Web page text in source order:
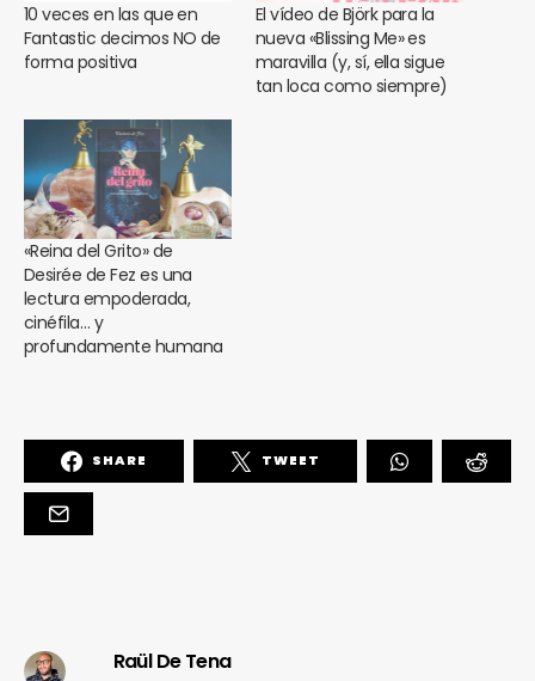
10 veces en las que en
Fantastic decimos NO de
forma positiva
El vídeo de Björk para la
nueva «Blissing Me» es
maravilla (y, sí, ella sigue
tan loca como siempre)
«Reina del Grito» de
Desirée de Fez es una
lectura empoderada,
cinéfila… y
profundamente humana
SHARE TWEET
Raül De Tena